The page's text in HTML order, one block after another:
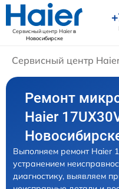
Сервисный центр Haierв
Новосибирске
Сервисный центр
Ремонт
Haier
Выполняем ремонт Haier
устранением
диагностику, выявляем